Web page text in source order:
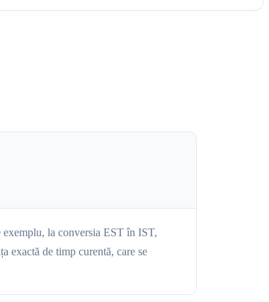
la conversia EST în IST,
exactă de timp curentă, care se